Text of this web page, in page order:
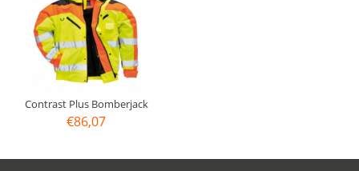
Contrast Plus Bomberjack
€86,07